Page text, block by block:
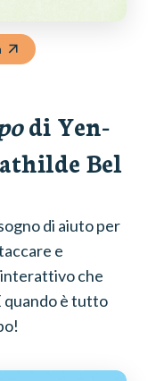
di Yen-
Bel
di aiuto per
e
che
quando è tutto